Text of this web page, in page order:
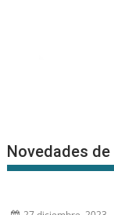
Novedades